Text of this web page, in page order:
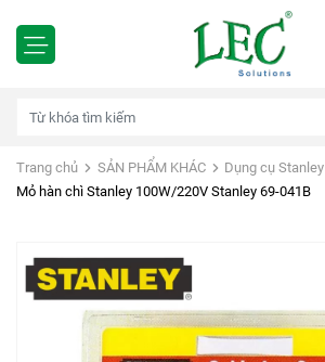
Trang chủ SẢN PHẨM KHÁC
Dụng cụ Stanley
Mỏ hàn chì Stanley 100W/220V Stanley 69-041B